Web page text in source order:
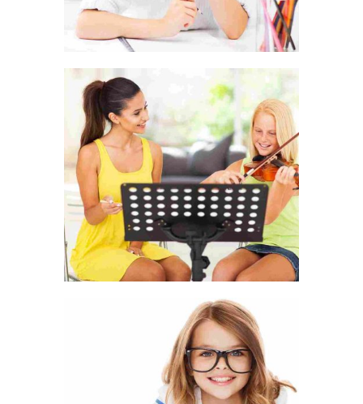
LEADERSHIP IS INFLUENCE
LOVE IS LOVE’S REWARD